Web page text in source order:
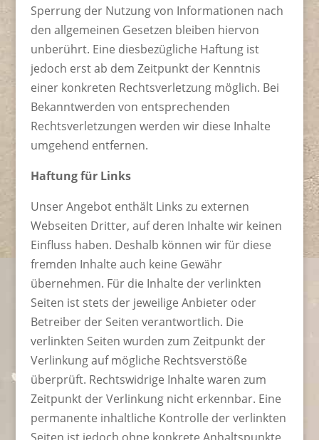
Sperrung der Nutzung von Informationen nach
den allgemeinen Gesetzen bleiben hiervon
unberührt. Eine diesbezügliche Haftung ist
jedoch erst ab dem Zeitpunkt der Kenntnis
einer konkreten Rechtsverletzung möglich. Bei
Bekanntwerden von entsprechenden
Rechtsverletzungen werden wir diese Inhalte
umgehend entfernen.
Haftung für Links
Unser Angebot enthält Links zu externen
Webseiten Dritter, auf deren Inhalte wir keinen
Einfluss haben. Deshalb können wir für diese
fremden Inhalte auch keine Gewähr
übernehmen. Für die Inhalte der verlinkten
Seiten ist stets der jeweilige Anbieter oder
Betreiber der Seiten verantwortlich. Die
verlinkten Seiten wurden zum Zeitpunkt der
Verlinkung auf mögliche Rechtsverstöße
überprüft. Rechtswidrige Inhalte waren zum
Zeitpunkt der Verlinkung nicht erkennbar. Eine
permanente inhaltliche Kontrolle der verlinkten